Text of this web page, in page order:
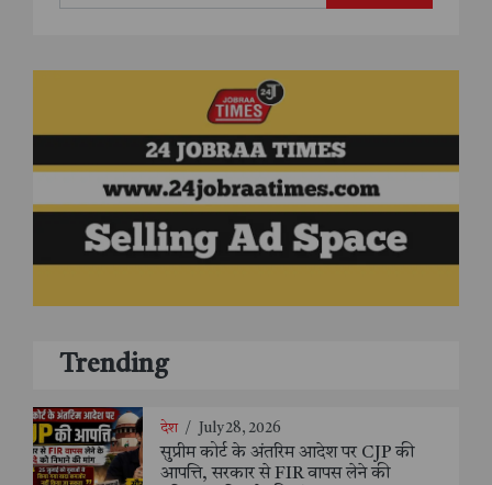
Trending
देश / July 28, 2026
सुप्रीम कोर्ट के अंतरिम आदेश पर CJP की
आपत्ति, सरकार से FIR वापस लेने की